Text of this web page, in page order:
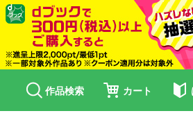
作品検索 カート